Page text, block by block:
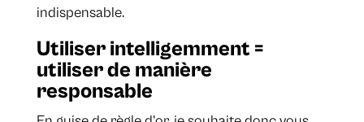
indispensable.
Utiliser intelligemment =
utiliser de manière
responsable